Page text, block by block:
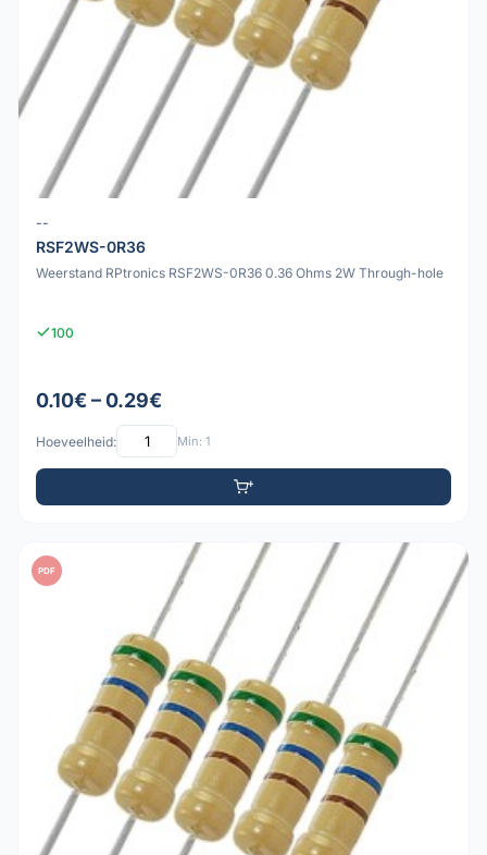
--
RSF2WS-0R36
Weerstand RPtronics RSF2WS-0R36 0.36 Ohms 2W Through-hole
100
0.10€ – 0.29€
Hoeveelheid: Min: 1
PDF